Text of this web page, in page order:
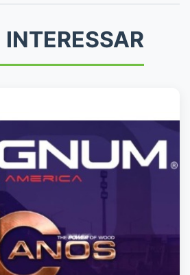
INTERESSAR